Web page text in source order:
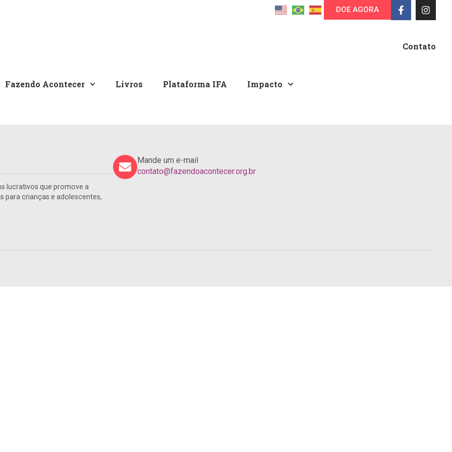
DOE AGORA
Contato
Fazendo Acontecer Livros Plataforma IFA Impacto
lucrativos que promove a
para crianças e adolescentes,
Mande um e-mail
contato@fazendoacontecer.org.br